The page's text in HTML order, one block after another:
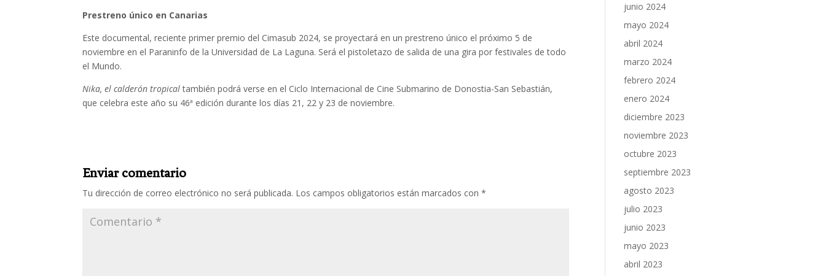
Prestreno único en Canarias
Este documental, reciente primer premio del Cimasub 2024, se proyectará en un prestreno único el próximo 5 de
noviembre en el Paraninfo de la Universidad de La Laguna. Será el pistoletazo de salida de una gira por festivales de todo
el Mundo.
Nika, el calderón tropicaltambién podrá verse en el Ciclo Internacional de Cine Submarino de Donostia-San Sebastián,
que celebra este año su 46ª edición durante los días 21, 22 y 23 de noviembre.
Enviar comentario
Tu dirección de correo electrónico no será publicada. Los campos obligatorios están marcados con*
junio 2024
mayo 2024
abril 2024
marzo 2024
febrero 2024
enero 2024
diciembre 2023
noviembre 2023
octubre 2023
septiembre 2023
agosto 2023
julio 2023
junio 2023
mayo 2023
abril 2023